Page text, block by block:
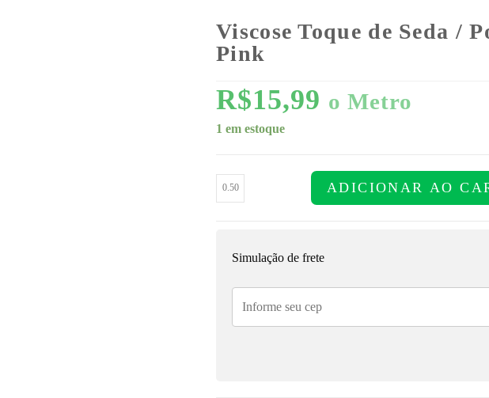
Viscose Toque de Seda /
Pink
R$15,99 o Metro
1 em estoque
ADICIONAR AO
Simulação de frete